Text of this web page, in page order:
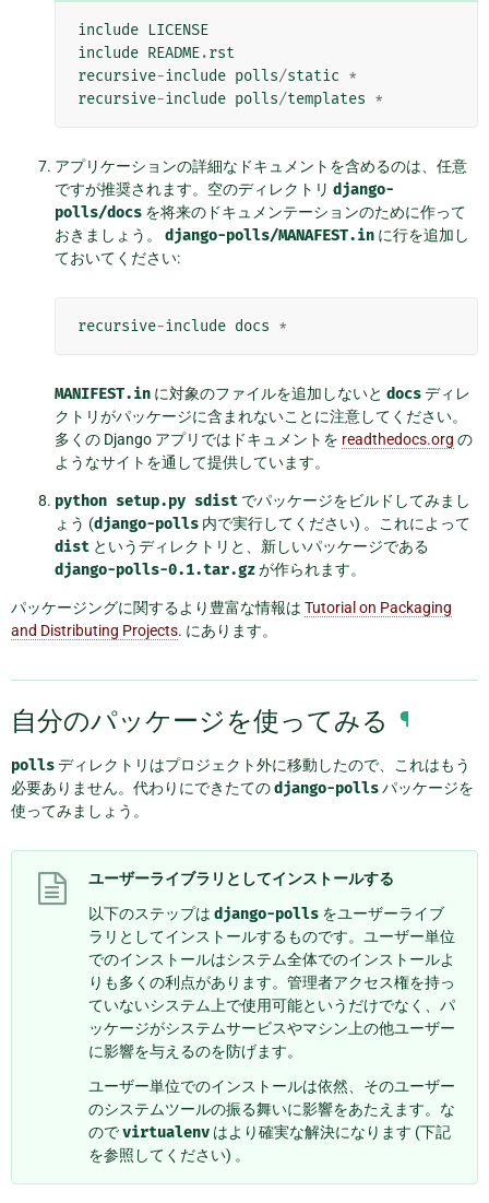
include LICENSE
include README.rst
recursive-include polls/static *
recursive-include polls/templates *
アプリケーションの詳細なドキュメントを含めるのは、任意
ですが推奨されます。空のディレクトリ django-
polls/docs を将来のドキュメンテーションのために作って
おきましょう。 django-polls/MANAFEST.in に行を追加し
ておいてください:
recursive-include docs *
MANIFEST.in に対象のファイルを追加しないと docsディレ
クトリがパッケージに含まれないことに注意してください。
多くの Django アプリではドキュメントを readthedocs.org の
ようなサイトを通して提供しています。
python setup.py sdist でパッケージをビルドしてみまし
ょう (django-polls 内で実行してください) 。これによって
dist というディレクトリと、新しいパッケージである
django-polls-0.1.tar.gzが作られます。
パッケージングに関するより豊富な情報は Tutorial on Packaging
and Distributing Projects. にあります。
自分のパッケージを使ってみる ¶
pollsディレクトリはプロジェクト外に移動したので、これはもう
必要ありません。代わりにできたてのdjango-pollsパッケージを
使ってみましょう。
ユーザーライブラリとしてインストールする
以下のステップは django-polls をユーザーライブ
ラリとしてインストールするものです。ユーザー単位
でのインストールはシステム全体でのインストールよ
りも多くの利点があります。管理者アクセス権を持っ
ていないシステム上で使用可能というだけでなく、パ
ッケージがシステムサービスやマシン上の他ユーザー
に影響を与えるのを防げます。
ユーザー単位でのインストールは依然、そのユーザー
のシステムツールの振る舞いに影響をあたえます。な
のでvirtualenv はより確実な解決になります (下記
を参照してください) 。